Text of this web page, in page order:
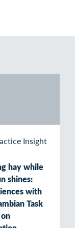
Insight
hay while
shines:
with
Task